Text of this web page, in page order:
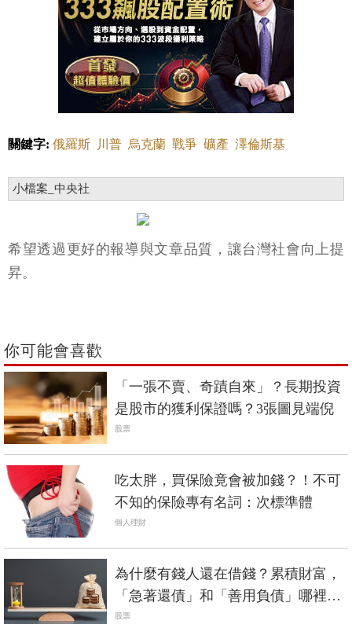
關鍵字: 俄羅斯 川普 烏克蘭 戰爭 礦產 澤倫斯基
小檔案_中央社
希望透過更好的報導與文章品質，讓台灣社會向上提
昇。
你可能會喜歡
「一張不賣、奇蹟自來」？長期投資
是股市的獲利保證嗎？3張圖見端倪
股票
吃太胖，買保險竟會被加錢？！不可
不知的保險專有名詞：次標準體
個人理財
為什麼有錢人還在借錢？累積財富，
「急著還債」和「善用負債」哪裡不
一樣？
股票